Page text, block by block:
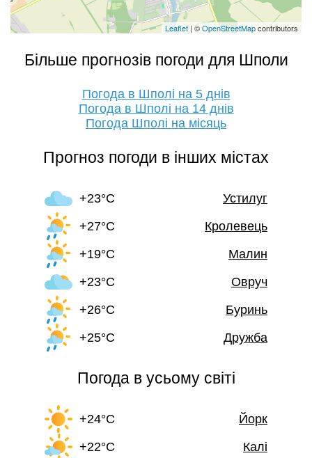
Leaflet | ©OpenStreetMapcontributors
Більше прогнозів погоди для Шполи
Погода в Шполі на 5 днів
Погода в Шполі на 14 днів
Погода Шполі на місяць
Прогноз погоди в інших містах
+23°C
Устилуг
+27°C
Кролевець
+19°C
Малин
+23°C
Овруч
+26°C
Буринь
+25°C
Дружба
Погода в усьому світі
+24°C
Йорк
+22°C
Калі